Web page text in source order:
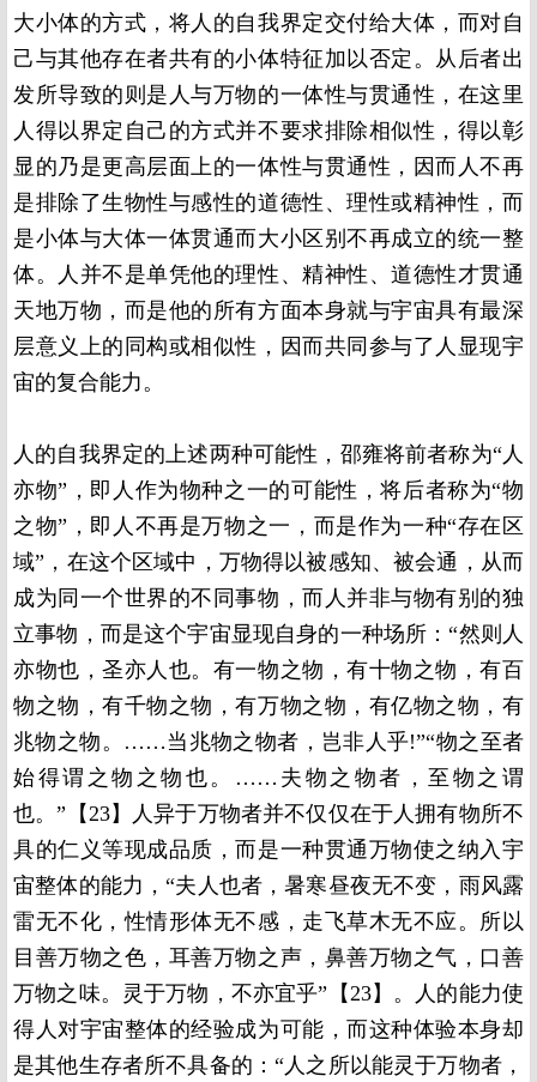
大小体的方式，将人的自我界定交付给大体，而对自
己与其他存在者共有的小体特征加以否定。从后者出
发所导致的则是人与万物的一体性与贯通性，在这里
人得以界定自己的方式并不要求排除相似性，得以彰
显的乃是更高层面上的一体性与贯通性，因而人不再
是排除了生物性与感性的道德性、理性或精神性，而
是小体与大体一体贯通而大小区别不再成立的统一整
体。人并不是单凭他的理性、精神性、道德性才贯通
天地万物，而是他的所有方面本身就与宇宙具有最深
层意义上的同构或相似性，因而共同参与了人显现宇
宙的复合能力。
人的自我界定的上述两种可能性，邵雍将前者称为“人
亦物”，即人作为物种之一的可能性，将后者称为“物
之物”，即人不再是万物之一，而是作为一种“存在区
域”，在这个区域中，万物得以被感知、被会通，从而
成为同一个世界的不同事物，而人并非与物有别的独
立事物，而是这个宇宙显现自身的一种场所：“然则人
亦物也，圣亦人也。有一物之物，有十物之物，有百
物之物，有千物之物，有万物之物，有亿物之物，有
兆物之物。……当兆物之物者，岂非人乎!”“物之至者
始得谓之物之物也。……夫物之物者，至物之谓
也。”【23】人异于万物者并不仅仅在于人拥有物所不
具的仁义等现成品质，而是一种贯通万物使之纳入宇
宙整体的能力，“夫人也者，暑寒昼夜无不变，雨风露
雷无不化，性情形体无不感，走飞草木无不应。所以
目善万物之色，耳善万物之声，鼻善万物之气，口善
万物之味。灵于万物，不亦宜乎”【23】。人的能力使
得人对宇宙整体的经验成为可能，而这种体验本身却
是其他生存者所不具备的：“人之所以能灵于万物者，